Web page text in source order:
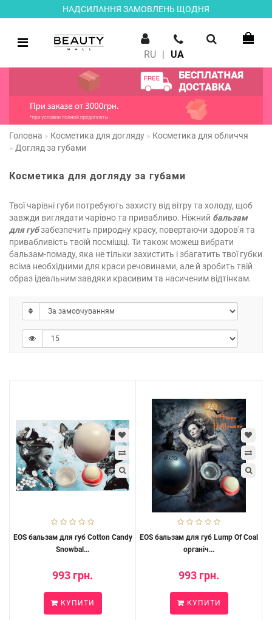
НАДСИЛАННЯ ЗАМОВЛЕНЬ ЩОДНЯ
RU | UA
Головна Косметика для догляду
Косметика для обличчя
Догляд за губами
Косметика для догляду за губами
Твої чарівні губи потребують захисту від вітру та холоду, щоб
завжди виглядати чарівно та привабливо. Ніжний бальзам
для губзабезпечить природну красу, повертаючи здоров'я та
привабливість твоїй посмішці. Ти також можеш вибрати
бальзам-помаду, яка не тільки захистить і збагатить твої губки
всіма необхідними для краси речовинами, але й зробить твій
образ ідеальним завдяки красивим та насиченим відтінкам.
EOS бальзам для губ Cotton Candy
Snowbal...
993 грн.
КУПИТИ
EOS бальзам для губ Lump Of Coal
органіч...
993 грн.
КУПИТИ